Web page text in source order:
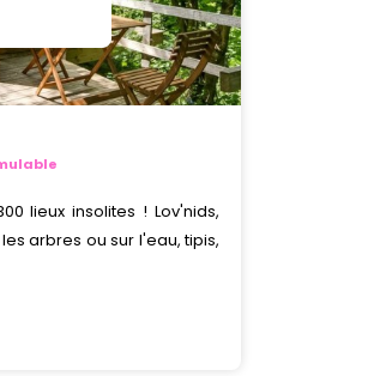
lieux insolites ! Lov'nids,
arbres ou sur l'eau, tipis,